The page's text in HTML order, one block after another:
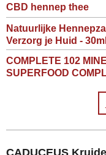
CBD hennep thee
Natuurlijke
Verzorg je Huid -
COMPLETE 102
SUPERFOOD
CADUCEUS